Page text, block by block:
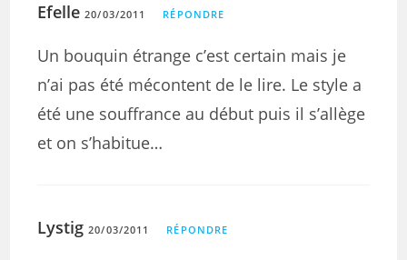
Efelle 20/03/2011 RÉPONDRE
Un bouquin étrange c’est certain mais je
n’ai pas été mécontent de le lire. Le style a
été une souffrance au début puis il s’allège
et on s’habitue…
Lystig 20/03/2011 RÉPONDRE